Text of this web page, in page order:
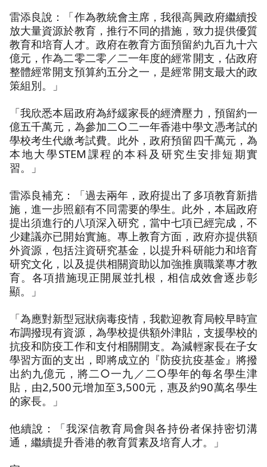
雷添良說：「作為教統會主席，我很高興政府繼續投
放大量資源於教育，推行不同的措施，致力提供優質
教育和培育人才。政府在教育方面預留約九百九十六
億元，作為二零二零／二一年度的經常開支，佔政府
整體經常開支預算約五分之一，是經常開支最大的政
策組別。」
「我欣悉本屆政府為紓緩家長的經濟壓力，預留約一
億五千萬元，為參加二○二一年香港中學文憑考試的
學校考生代繳考試費。此外，政府預留四千萬元，為
本地大學STEM課程的本科及研究生安排短期實
習。」
雷添良補充：「過去兩年，政府提出了多項教育新措
施，進一步照顧有不同需要的學生。此外，本屆政府
提出須進行的八項深入研究，當中七項已經完成，不
少建議亦已開始實施。專上教育方面，政府亦提供額
外資源，包括注資研究基金，以提升科研能力和培育
研究文化，以及提供相關資助以加強推廣職業專才教
育。各項措施現正開展並扎根，相信成效會逐步彰
顯。」
「為應對新型冠狀病毒疫情，我歡迎教育局較早時宣
布調撥現有資源，為學校提供額外津貼，支援學校的
抗疫和防疫工作和支付相關開支。為減輕家長在子女
學習方面的支出，即將成立的『防疫抗疫基金』將撥
出約九億元，將二○一九／二○學年的每名學生津
貼，由2,500元增加至3,500元，惠及約90萬名學生
的家長。」
他續說：「我深信教育局會與各持份者保持密切溝
通，繼續提升香港的教育質素及培育人才。」